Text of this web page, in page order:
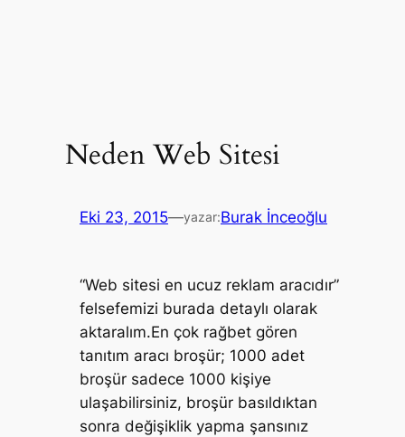
Neden Web Sitesi
Eki 23, 2015—yazar:Burak İnceoğlu
“Web sitesi en ucuz reklam aracıdır”
felsefemizi burada detaylı olarak
aktaralım.En çok rağbet gören
tanıtım aracı broşür; 1000 adet
broşür sadece 1000 kişiye
ulaşabilirsiniz, broşür basıldıktan
sonra değişiklik yapma şansınız